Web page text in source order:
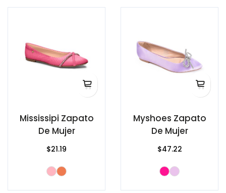
Mississipi Zapato
De Mujer
$21.19
Myshoes Zapato
De Mujer
$47.22